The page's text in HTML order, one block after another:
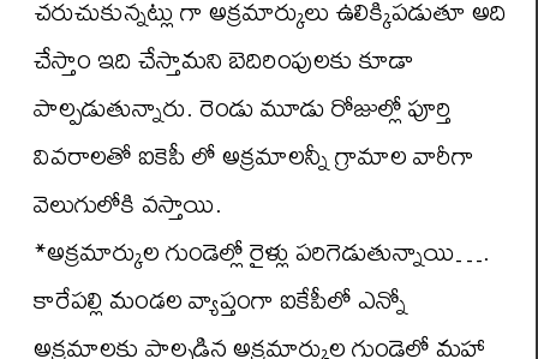
చరుచుకున్నట్లు గా అక్రమార్కులు ఉలిక్కిపడుతూ అది
చేస్తాం ఇది చేస్తామని బెదిరింపులకు కూడా
పాల్పడుతున్నారు. రెండు మూడు రోజుల్లో పూర్తి
వివరాలతో ఐకెపీ లో అక్రమాలన్నీ గ్రామాల వారీగా
వెలుగులోకి వస్తాయి.
*అక్రమార్కుల గుండెల్లో రైళ్లు పరిగెడుతున్నాయి….
కారేపల్లి మండల వ్యాప్తంగా ఐకేపీలో ఎన్నో
అక్రమాలకు పాల్పడిన అక్రమార్కుల గుండెల్లో మహా